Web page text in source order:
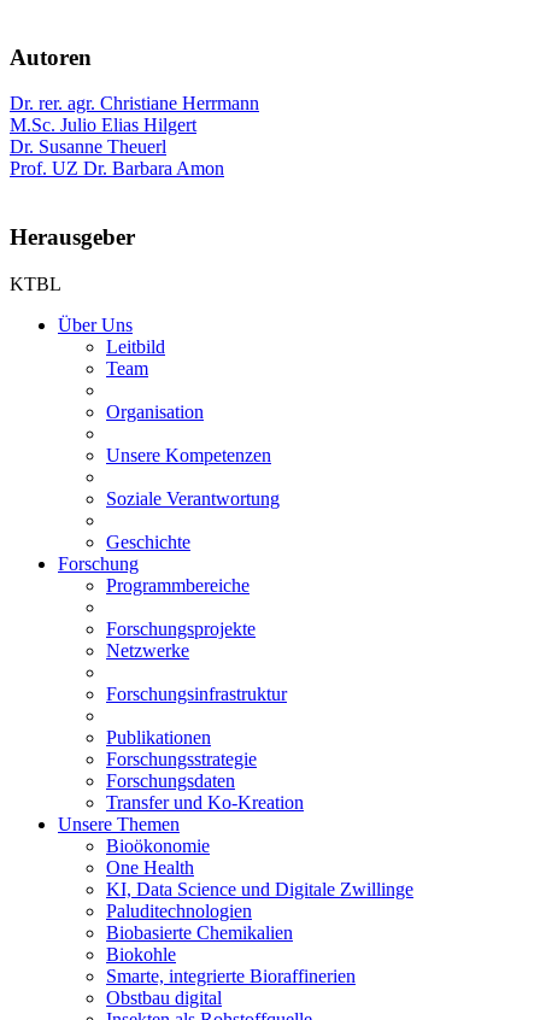
Autoren
Dr. rer. agr. Christiane Herrmann
M.Sc. Julio Elias Hilgert
Dr. Susanne Theuerl
Prof. UZ Dr. Barbara Amon
Herausgeber
KTBL
Über Uns
Leitbild
Team
Organisation
Unsere Kompetenzen
Soziale Verantwortung
Geschichte
Forschung
Programmbereiche
Forschungsprojekte
Netzwerke
Forschungsinfrastruktur
Publikationen
Forschungsstrategie
Forschungsdaten
Transfer und Ko-Kreation
Unsere Themen
Bioökonomie
One Health
KI, Data Science und Digitale Zwillinge
Paluditechnologien
Biobasierte Chemikalien
Biokohle
Smarte, integrierte Bioraffinerien
Obstbau digital